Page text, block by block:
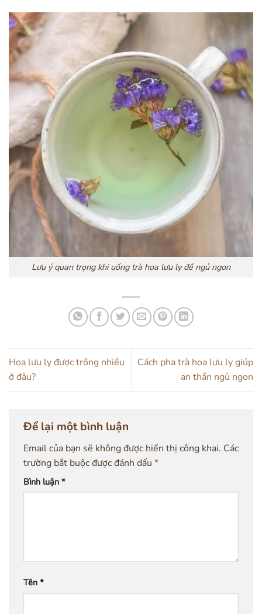
Lưu ý quan trọng khi uống trà hoa lưu ly để ngủ ngon
Hoa lưu ly được trồng nhiều
ở đâu?
Cách pha trà hoa lưu ly giúp
an thần ngủ ngon
Để lại một bình luận
Email của bạn sẽ không được hiển thị công khai. Các
trường bắt buộc được đánh dấu *
Bình luận *
Tên *